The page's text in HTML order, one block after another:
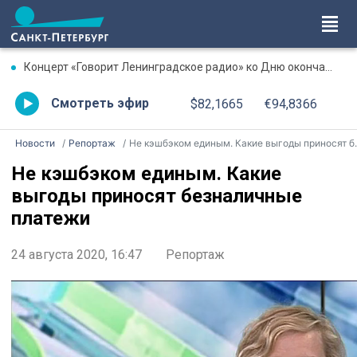
Концерт «Говорит Ленинградское радио» ко Дню окончания Ленинградской битвы. Онлайн-трансляция
Смотреть эфир $82,1665 €94,8366
Новости Репортаж Не кэшбэком единым. Какие выгоды приносят безналичные платежи
Не кэшбэком единым. Какие
выгоды приносят безналичные
платежи
24 августа 2020, 16:47 Репортаж